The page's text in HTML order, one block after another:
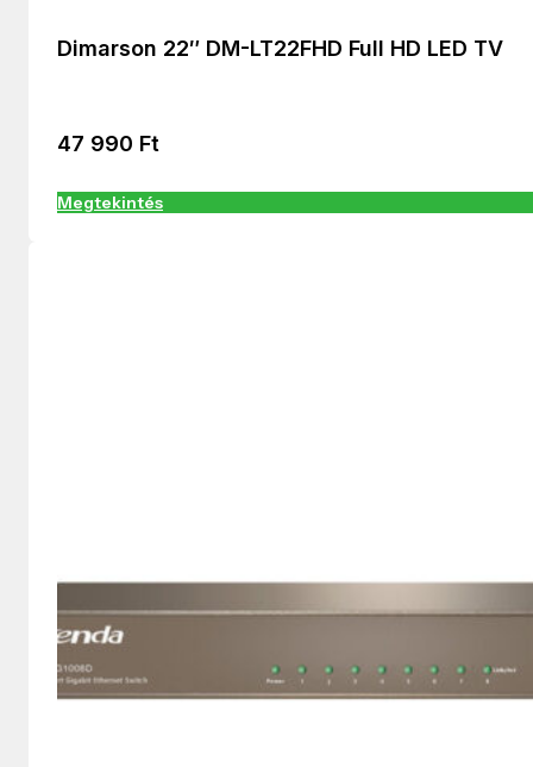
Dimarson 22″ DM-LT22FHD Full HD LED TV
47 990 Ft
Megtekintés